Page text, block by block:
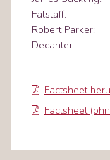
Falstaff:
Robert Parker:
Decanter:
Factsheet
Factsheet